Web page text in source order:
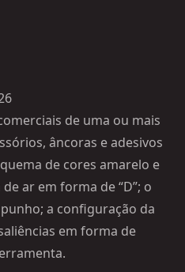
de uma ou mais
âncoras e adesivos
de cores amarelo e
ar em forma de “D”; o
a configuração da
em forma de